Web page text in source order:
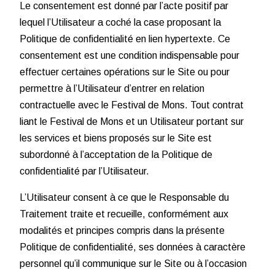
Le consentement est donné par l’acte positif par
lequel l’Utilisateur a coché la case proposant la
Politique de confidentialité en lien hypertexte. Ce
consentement est une condition indispensable pour
effectuer certaines opérations sur le Site ou pour
permettre à l’Utilisateur d’entrer en relation
contractuelle avec le Festival de Mons. Tout contrat
liant le Festival de Mons et un Utilisateur portant sur
les services et biens proposés sur le Site est
subordonné à l’acceptation de la Politique de
confidentialité par l’Utilisateur.
L’Utilisateur consent à ce que le Responsable du
Traitement traite et recueille, conformément aux
modalités et principes compris dans la présente
Politique de confidentialité, ses données à caractère
personnel qu’il communique sur le Site ou à l’occasion